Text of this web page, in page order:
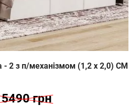
- 2 з п/механізмом (1,2 х 2,0) СМ
грн